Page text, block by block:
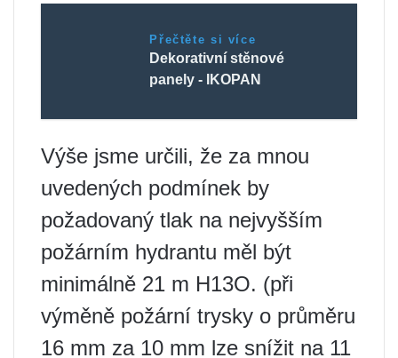
Přečtěte si více
Dekorativní stěnové
panely - IKOPAN
Výše jsme určili, že za mnou
uvedených podmínek by
požadovaný tlak na nejvyšším
požárním hydrantu měl být
minimálně 21 m H13O. (při
výměně požární trysky o průměru
16 mm za 10 mm lze snížit na 11